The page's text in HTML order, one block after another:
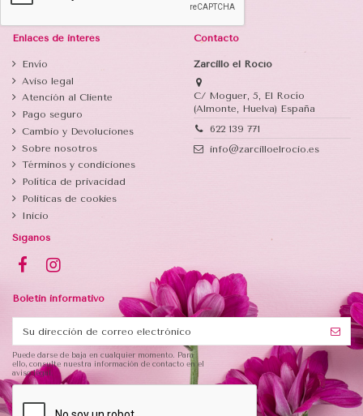
Enlaces de interés
Envío
Aviso legal
Atención al Cliente
Pago seguro
Cambio y Devoluciones
Sobre nosotros
Términos y condiciones
Política de privacidad
Politicas de cookies
Inicio
Contacto
Zarcillo el Rocío
C/ Moguer, 5, El Rocío
(Almonte, Huelva) España
622 139 771
info@zarcilloelrocio.es
Síganos
Boletin informativo
Puede darse de baja en cualquier momento. Para
ello, consulte nuestra información de contacto en el
aviso legal.